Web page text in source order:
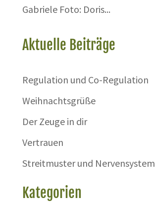
Gabriele Foto: Doris...
Aktuelle Beiträge
Regulation und Co-Regulation
Weihnachtsgrüße
Der Zeuge in dir
Vertrauen
Streitmuster und Nervensystem
Kategorien